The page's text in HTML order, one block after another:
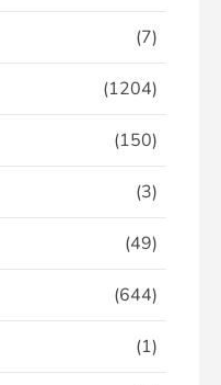
(7)
(1204)
(150)
(3)
(49)
(644)
(1)